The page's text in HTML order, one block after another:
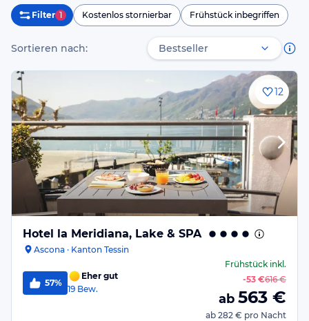
Filter 1 Kostenlos stornierbar Frühstück inbegriffen
Sortieren nach:
12
Hotel la Meridiana, Lake & SPA
Ascona · Kanton Tessin
57%
Eher gut
19 Bew.
Frühstückinkl.
-53 €616 €
ab 563 €
ab 282 € pro Nacht